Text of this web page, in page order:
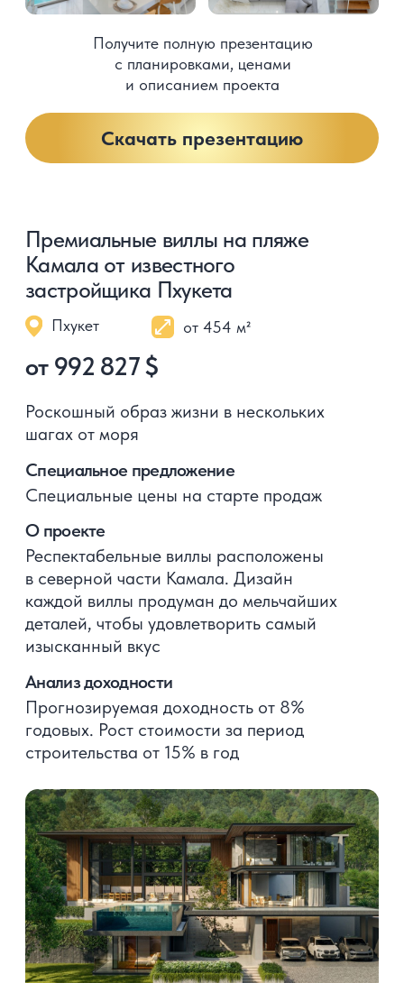
Консультация эксперта по недвижимости
Thailand Villa Center TVC ESTATE CO., LTD.
Address: Boat Lagoon 22/35 Moo 3 Vichit Muang
Phuket Phuket 83000 Thailand
+66 95 345 9800